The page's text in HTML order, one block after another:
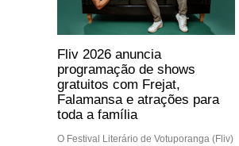
Fliv 2026 anuncia
programação de shows
gratuitos com Frejat,
Falamansa e atrações para
toda a família
O Festival Literário de Votuporanga (Fliv)